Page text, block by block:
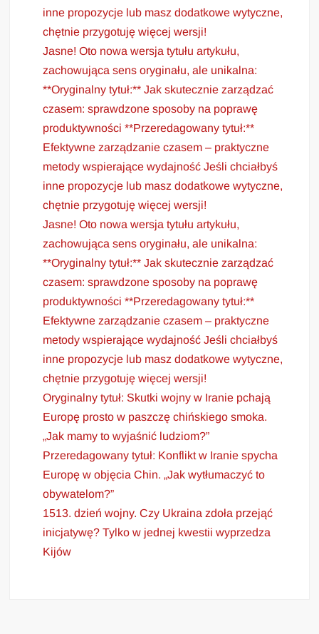
inne propozycje lub masz dodatkowe wytyczne,
chętnie przygotuję więcej wersji!
Jasne! Oto nowa wersja tytułu artykułu,
zachowująca sens oryginału, ale unikalna:
**Oryginalny tytuł:** Jak skutecznie zarządzać
czasem: sprawdzone sposoby na poprawę
produktywności **Przeredagowany tytuł:**
Efektywne zarządzanie czasem – praktyczne
metody wspierające wydajność Jeśli chciałbyś
inne propozycje lub masz dodatkowe wytyczne,
chętnie przygotuję więcej wersji!
Jasne! Oto nowa wersja tytułu artykułu,
zachowująca sens oryginału, ale unikalna:
**Oryginalny tytuł:** Jak skutecznie zarządzać
czasem: sprawdzone sposoby na poprawę
produktywności **Przeredagowany tytuł:**
Efektywne zarządzanie czasem – praktyczne
metody wspierające wydajność Jeśli chciałbyś
inne propozycje lub masz dodatkowe wytyczne,
chętnie przygotuję więcej wersji!
Oryginalny tytuł: Skutki wojny w Iranie pchają
Europę prosto w paszczę chińskiego smoka.
„Jak mamy to wyjaśnić ludziom?”
Przeredagowany tytuł: Konflikt w Iranie spycha
Europę w objęcia Chin. „Jak wytłumaczyć to
obywatelom?”
1513. dzień wojny. Czy Ukraina zdoła przejąć
inicjatywę? Tylko w jednej kwestii wyprzedza
Kijów